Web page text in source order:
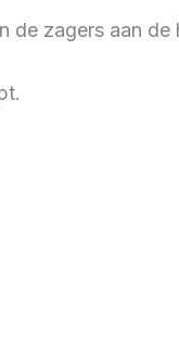
de zagers aan de